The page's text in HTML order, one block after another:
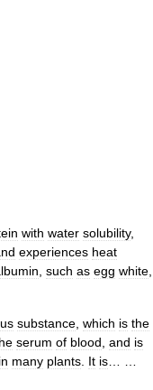
with water solubility,
experiences heat
such as egg white
substance which is the
serum of blood and is
in many plants It is